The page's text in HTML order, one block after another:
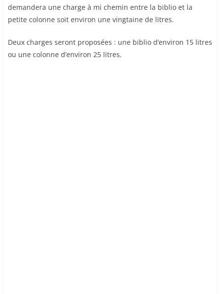
demandera une charge à mi chemin entre la biblio et la
petite colonne soit environ une vingtaine de litres.
Deux charges seront proposées : une biblio d’environ 15 litres
ou une colonne d’environ 25 litres.